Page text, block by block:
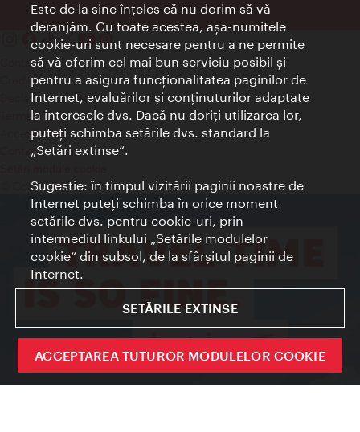
Contact
Credits
Declaraţie privind protecţia datelor
Terms of Use
Accesibilitate
Contact presa
© Copyright Wien Tourismus
Este de la sine înţeles că nu dorim să vă
deranjăm. Cu toate acestea, aşa-numitele
cookie-uri sunt necesare pentru a ne permite
să vă oferim cel mai bun serviciu posibil şi
pentru a asigura funcţionalitatea paginilor de
Internet, evaluărilor şi conţinuturilor adaptate
la interesele dvs. Dacă nu doriţi utilizarea lor,
puteţi schimba setările dvs. standard la
„Setări extinse“.
Sugestie: în timpul vizitării paginii noastre de
Internet puteţi schimba în orice moment
setările dvs. pentru cookie-uri, prin
intermediul linkului „Setările modulelor
cookie“ din subsol, de la sfârşitul paginii de
Internet.
SETĂRILE EXTINSE
ACCEPTAREA TUTUROR MODULELOR COOKIE